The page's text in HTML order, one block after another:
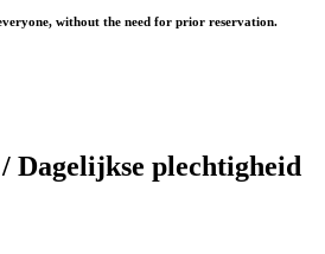
without the need for prior reservation.
Dagelijkse plechtigheid